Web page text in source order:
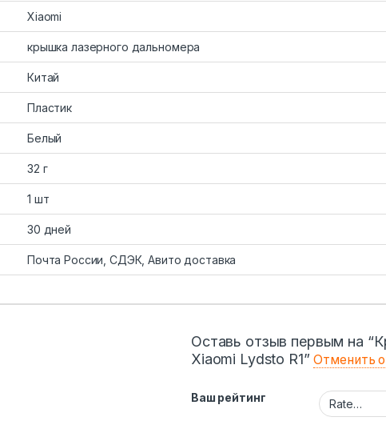
Xiaomi
крышка лазерного дальномера
Китай
Пластик
Белый
32 г
1 шт
30 дней
Почта России, СДЭК, Авито доставка
Оставь отзыв первым на
Xiaomi Lydsto R1”Отменить
Ваш рейтинг